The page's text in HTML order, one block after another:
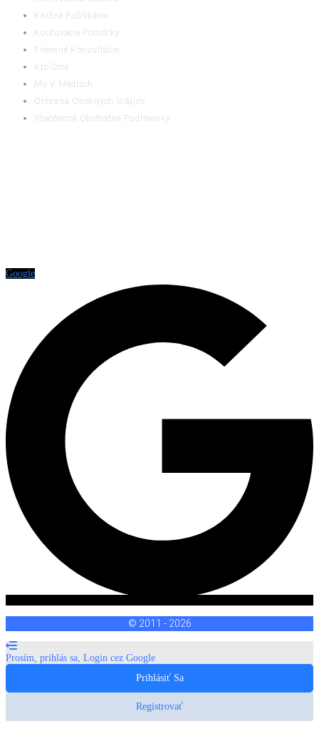
Knižné Publikácie
Koučovacie Pomôcky
Firemné Konzultácie
Kto Sme
My V Médiách
Ochrana Osobných Údajov
Všeobecné Obchodné Podmienky
Google
© 2011 - 2026
Prosím, prihlás sa, Login cez Google
Prihlásiť Sa
Registrovať